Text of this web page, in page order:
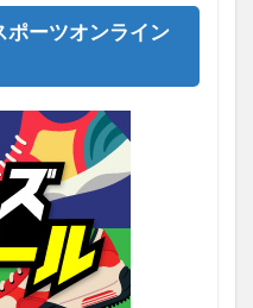
ポーツオンライン